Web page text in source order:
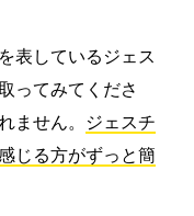
表しているジェス
ってみてくださ
ません。
ジェスチ
じる方がずっと簡